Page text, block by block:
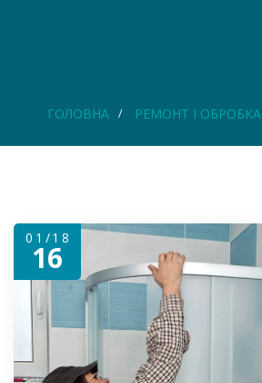
ГОЛОВНА РЕМОНТ І ОБРОБКА
01/18
16